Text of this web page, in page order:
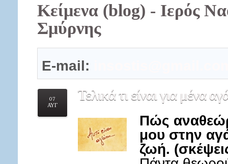
Κείμενα (blog) - Ιερός
Σμύρνης
E-mail:
07
ΑΥΓ
Τελικάτι είναι για μένα
Πώς
μου στην
ζωή.